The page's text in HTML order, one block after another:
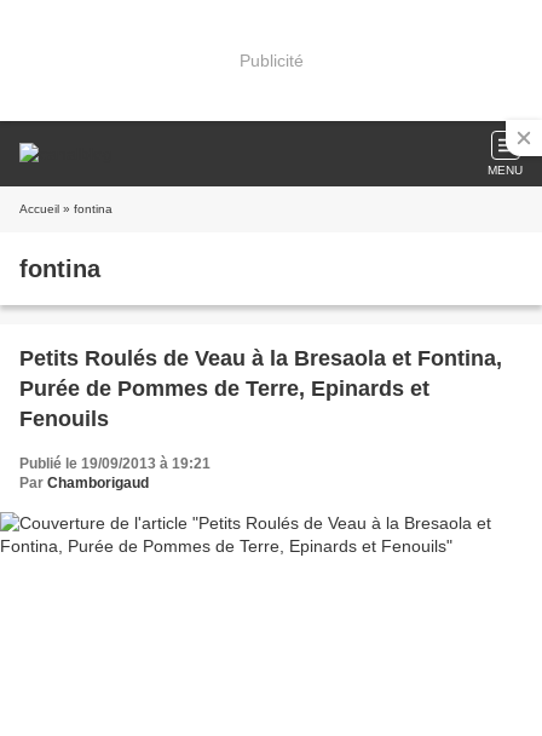
Publicité
MENU
Accueil » fontina
fontina
Petits Roulés de Veau à la Bresaola et Fontina,
Purée de Pommes de Terre, Epinards et
Fenouils
Publié le 19/09/2013 à 19:21
Par Chamborigaud